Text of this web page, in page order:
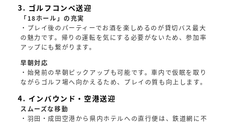
3. ゴルフコンペ送迎
「18ホール」の充実
・プレイ後のパーティーでお酒を楽しめるのが貸切バス最大
の魅力です。帰りの運転を気にする必要がないため、参加率
アップにも繋がります。
早朝対応
・始発前の早朝ピックアップも可能です。車内で仮眠を取り
ながらゴルフ場へ向かえるため、プレイの質も向上します。
4. インバウンド・空港送迎
スムーズな移動
・羽田・成田空港から県内ホテルへの直行便は、鉄道網に不